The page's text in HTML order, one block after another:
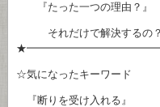
『たった一つの理由？』
それだけで解決するの？
☆気になったキーワード
『断りを受け入れる』